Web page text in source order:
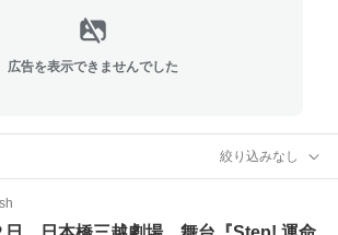
広告を表示できませんでした
絞り込みなし